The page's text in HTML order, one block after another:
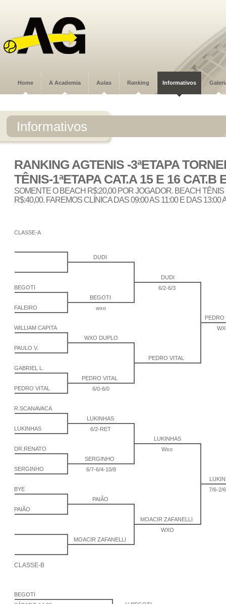
Home A Academia Aulas Ranking Informativos
Informativos
RANKING AGTENIS -3ªETAPA
TÊNIS-1ªETAPA CAT.A 15 E 16 CAT.B
SOMENTE O BEACH R$:20,00 POR JOGADOR. BEACH
R$:40,00. FAREMOS CLÍNICA DAS 09:00 AS 11:00 E DAS 13:00
CLASSE-A
DUDI
DUDI
BEGOTI
6/2-6/3
BEGOTI
FALEIRO
wxo
WILLIAM CAPITA
WXO DUPLO
PAULO V.
PEDRO VITAL
GABRIEL L.
PEDRO VITAL
PEDRO VITAL
6/0-6/0
R.SCANAVACA
LUKINHAS
LUKINHAS
6/2-RET
LUKINHAS
DR.RENATO
Wxo
SERGINHO
SERGINHO
6/7-6/4-10/8
BYE
7/6-2/
PAIÃO
PAIÃO
MOACIR ZAFANELLI
WXO
MOACIR ZAFANELLI
CLASSE-B
BEGOTI